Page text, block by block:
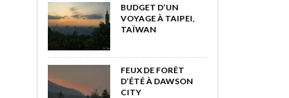
BUDGET D’UN
VOYAGE À TAIPEI,
TAÏWAN
FEUX DE FORÊT
D’ÉTÉ À DAWSON
CITY